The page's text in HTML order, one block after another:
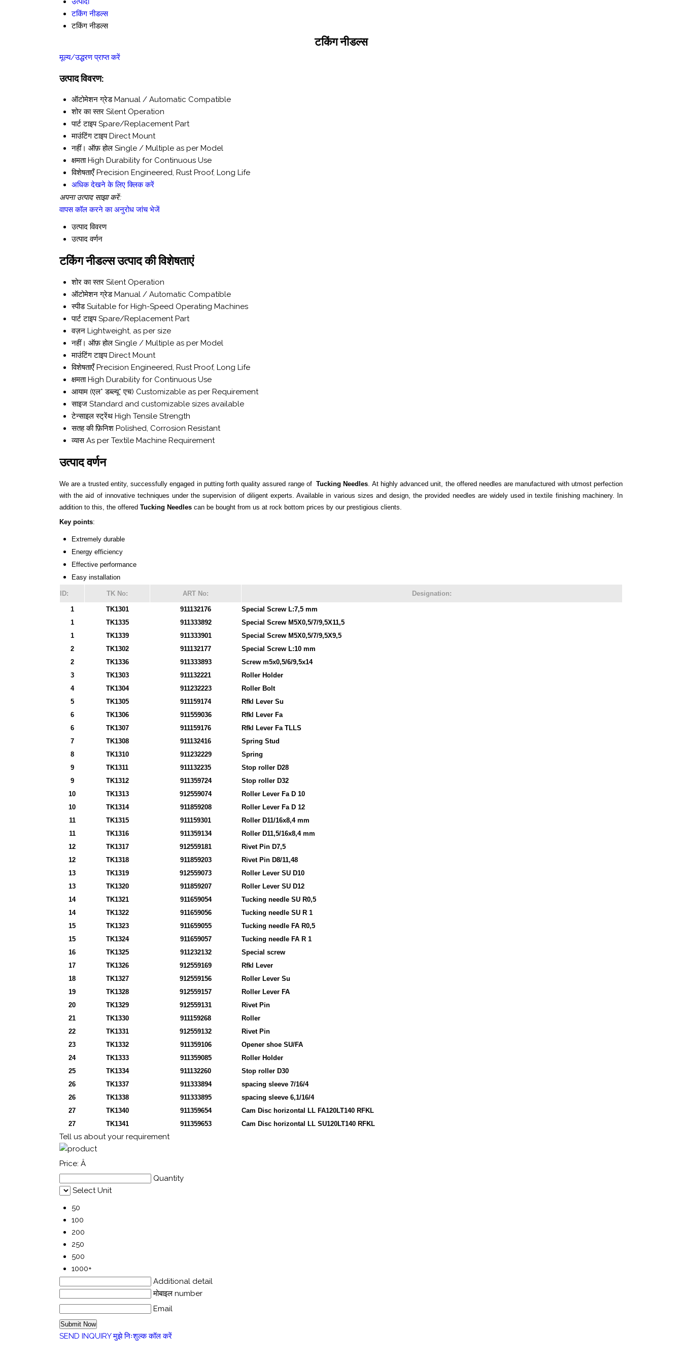
टकिंग नीडल्स
टकिंग नीडल्स
टकिंग नीडल्स
मूल्य/उद्धरण प्राप्त करें
उत्पाद विवरण:
ऑटोमेशन ग्रेड Manual / Automatic Compatible
शोर का स्तर Silent Operation
पार्ट टाइप Spare/Replacement Part
माउंटिंग टाइप Direct Mount
नहीं। ऑफ़ होल Single / Multiple as per Model
क्षमता High Durability for Continuous Use
विशेषताएँ Precision Engineered, Rust Proof, Long Life
अधिक देखने के लिए क्लिक करें
अपना उत्पाद साझा करें:
वापस कॉल करने का अनुरोध जांच भेजें
उत्पाद विवरण
उत्पाद वर्णन
टकिंग नीडल्स उत्पाद की विशेषताएं
शोर का स्तर Silent Operation
ऑटोमेशन ग्रेड Manual / Automatic Compatible
स्पीड Suitable for High-Speed Operating Machines
पार्ट टाइप Spare/Replacement Part
वज़न Lightweight, as per size
नहीं। ऑफ़ होल Single / Multiple as per Model
माउंटिंग टाइप Direct Mount
विशेषताएँ Precision Engineered, Rust Proof, Long Life
क्षमता High Durability for Continuous Use
आयाम (एल* डब्ल्यू* एच) Customizable as per Requirement
साइज Standard and customizable sizes available
टेन्साइल स्ट्रेंथ High Tensile Strength
सतह की फ़िनिश Polished, Corrosion Resistant
व्यास As per Textile Machine Requirement
उत्पाद वर्णन
We are a trusted entity, successfully engaged in putting forth quality assured range ofTucking Needles . At highly advanced unit, the offered needles are manufactured with utmost perfection
with the aid of innovative techniques under the supervision of diligent experts. Available in various sizes and design, the provided needles are widely used in textile finishing machinery. In
addition to this, the offered Tucking Needles can be bought from us at rock bottom prices by our prestigious clients.
Key points:
Extremely durable
Energy efficiency
Effective performance
Easy installation
ID: TK No: ART No: Designation:
1 TK1301 911132176
Special Screw L:7,5 mm
1
TK1335 911333892
Special Screw M5X0,5/7/9,5X11,5
1
TK1339 911333901
Special Screw M5X0,5/7/9,5X9,5
2
TK1302 911132177
Special Screw L:10 mm
2
TK1336 911333893
Screw m5x0,5/6/9,5x14
3
TK1303 911132221
Roller Holder
4
TK1304 911232223
Roller Bolt
5
TK1305 911159174
Rfkl Lever Su
6
TK1306 911559036
Rfkl Lever Fa
6
TK1307 911159176
Rfkl Lever Fa TLLS
7
TK1308 911132416
Spring Stud
8
TK1310 911232229
Spring
9
TK1311 911132235
Stop roller D28
9
TK1312 911359724
Stop roller D32
10
TK1313 912559074
Roller Lever Fa D 10
10
TK1314 911859208
Roller Lever Fa D 12
11
TK1315 911159301
Roller D11/16x8,4 mm
11
TK1316 911359134
Roller D11,5/16x8,4 mm
12
TK1317 912559181
Rivet Pin D7,5
12
TK1318 911859203
Rivet Pin D8/11,48
13
TK1319 912559073
Roller Lever SU D10
13
TK1320 911859207
Roller Lever SU D12
14
TK1321 911659054
Tucking needle SU R0,5
14
TK1322 911659056
Tucking needle SU R 1
15
TK1323 911659055
Tucking needle FA R0,5
15
TK1324 911659057
Tucking needle FA R 1
16
TK1325 911232132
Special screw
17
TK1326 912559169
Rfkl Lever
18
TK1327 912559156
Roller Lever Su
19
TK1328 912559157
Roller Lever FA
20
TK1329 912559131
Rivet Pin
21
TK1330 911159268
Roller
22
TK1331 912559132
Rivet Pin
23
TK1332 911359106
Opener shoe SU/FA
24
TK1333 911359085
Roller Holder
25
TK1334 911132260
Stop roller D30
26
TK1337 911333894
spacing sleeve 7/16/4
26
TK1338 911333895
spacing sleeve 6,1/16/4
27
TK1340 911359654
Cam Disc horizontal LL FA120LT140 RFKL
27
TK1341 911359653 Cam Disc horizontal LL SU120LT140 RFKL
Tell us about your requirement
Price: Â
Quantity
Select Unit
50
100
200
250
500
1000+
Additional detail
मोबाइल number
Email
SEND INQUIRY मुझे निःशुल्क कॉल करें